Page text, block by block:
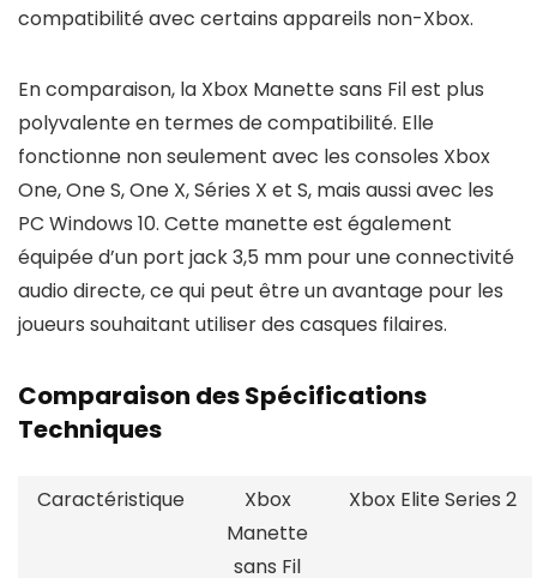
compatibilité avec certains appareils non-Xbox.
En comparaison, la Xbox Manette sans Fil est plus
polyvalente en termes de compatibilité. Elle
fonctionne non seulement avec les consoles Xbox
One, One S, One X, Séries X et S, mais aussi avec les
PC Windows 10. Cette manette est également
équipée d’un port jack 3,5 mm pour une connectivité
audio directe, ce qui peut être un avantage pour les
joueurs souhaitant utiliser des casques filaires.
Comparaison des Spécifications
Techniques
Caractéristique
Xbox
Manette
sans Fil
Xbox Elite Series 2